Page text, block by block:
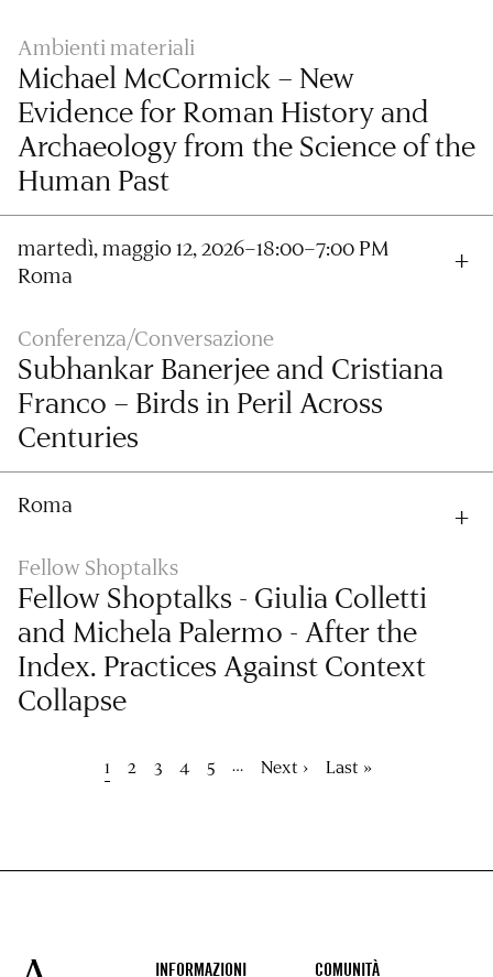
Ambienti materiali
Michael McCormick – New
Evidence for Roman History and
Archaeology from the Science of the
Human Past
martedì, maggio 12, 2026–18:00–7:00 PM
Roma
Conferenza/Conversazione
Subhankar Banerjee and Cristiana
Franco – Birds in Peril Across
Centuries
Roma
Fellow Shoptalks
Fellow Shoptalks - Giulia Colletti
and Michela Palermo - After the
Index. Practices Against Context
Collapse
Pagina
1 Pagina
2 Pagina
3 Pagina
4 Pagina
5 …
Pagina
Next ›
Ultima
Last »
INFORMAZIONI COMUNITÀ